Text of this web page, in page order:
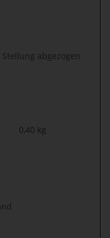
abgezogen
0,40 kg